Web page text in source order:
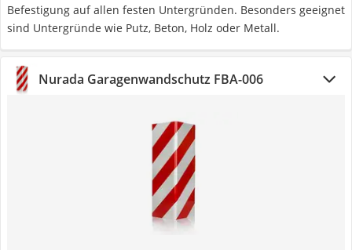
Befestigung auf allen festen Untergründen. Besonders geeignet
sind Untergründe wie Putz, Beton, Holz oder Metall.
Nurada Garagenwandschutz FBA-006